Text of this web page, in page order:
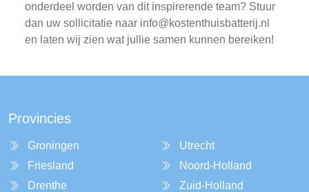
onderdeel worden van dit inspirerende team? Stuur
dan uw sollicitatie naar info@kostenthuisbatterij.nl
en laten wij zien wat jullie samen kunnen bereiken!
Provincies
Groningen
Friesland
Drenthe
Utrecht
Noord-Holland
Zuid-Holland